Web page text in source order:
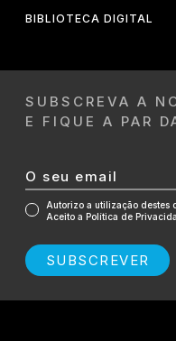
BIBLIOTECA DIGITAL
SUBSCREVA A
E FIQUE A PAR
Autorizo a utilização destes
Aceito a Política de
SUBSCREVER